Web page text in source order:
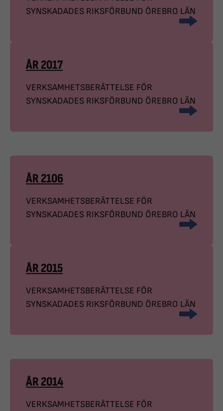
SYNSKADADES RIKSFÖRBUND ÖREBRO LÄN
ÅR 2017
VERKSAMHETSBERÄTTELSE FÖR
SYNSKADADES RIKSFÖRBUND ÖREBRO LÄN
ÅR 2106
VERKSAMHETSBERÄTTELSE FÖR
SYNSKADADES RIKSFÖRBUND ÖREBRO LÄN
ÅR 2015
VERKSAMHETSBERÄTTELSE FÖR
SYNSKADADES RIKSFÖRBUND ÖREBRO LÄN
ÅR 2014
VERKSAMHETSBERÄTTELSE FÖR